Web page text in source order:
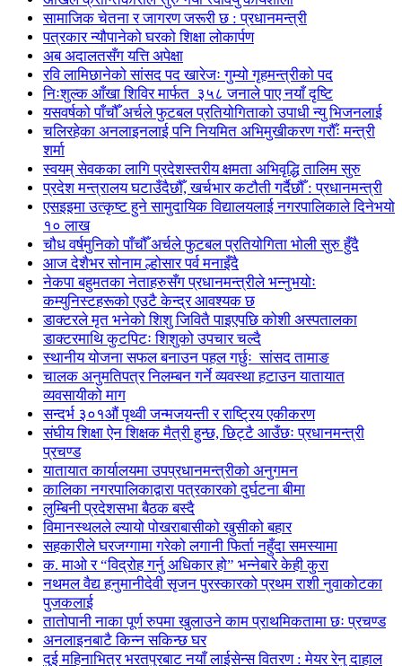
सामाजिक चेतना र जागरण जरूरी छ : प्रधानमन्त्री
पत्रकार न्यौपानेको घरको शिक्षा लोकार्पण
अब अदालतसँग यत्ति अपेक्षा
रवि लामिछानेको सांसद पद खारेजः गुम्यो गृहमन्त्रीको पद
निःशुल्क आँखा शिविर मार्फत ३५८ जनाले पाए नयाँ दृष्टि
यसवर्षको पाँचौँ अर्चले फुटबल प्रतियोगिताको उपाधी न्यु भिजनलाई
चलिरहेका अनलाइनलाई पनि नियमित अभिमुखीकरण गरौँः मन्त्री
शर्मा
स्वयम् सेवकका लागि प्रदेशस्तरीय क्षमता अभिवृद्धि तालिम सुरु
प्रदेश मन्त्रालय घटाउँदैछौँ, खर्चभार कटौती गर्दैछौँ : प्रधानमन्त्री
एसइइमा उत्कृष्ट हुने सामुदायिक विद्यालयलाई नगरपालिकाले दिनेभयो
१० लाख
चौध वर्षमुनिको पाँचौँ अर्चले फुटबल प्रतियोगिता भोली सुरु हुँदै
आज देशैभर सोनाम ल्होसार पर्व मनाइँदै
नेकपा बहुमतका नेताहरुसँग प्रधानमन्त्रीले भन्नुभयोः
कम्युनिस्टहरूको एउटै केन्द्र आवश्यक छ
डाक्टरले मृत भनेको शिशु जिवितै पाइएपछि कोशी अस्पतालका
डाक्टरमाथि कुटपिटः शिशुको उपचार चल्दै
स्थानीय योजना सफल बनाउन पहल गर्छुः सांसद तामाङ
चालक अनुमतिपत्र निलम्बन गर्ने व्यवस्था हटाउन यातायात
व्यवसायीको माग
सन्दर्भ ३०१औं पृथ्वी जन्मजयन्ती र राष्ट्रिय एकीकरण
संघीय शिक्षा ऐन शिक्षक मैत्री हुन्छ, छिट्टै आउँछः प्रधानमन्त्री
प्रचण्ड
यातायात कार्यालयमा उपप्रधानमन्त्रीको अनुगमन
कालिका नगरपालिकाद्वारा पत्रकारको दुर्घटना बीमा
लुम्बिनी प्रदेशसभा बैठक बस्दै
विमानस्थलले ल्यायो पोखराबासीको खुसीको बहार
सहकारीले घरजग्गामा गरेको लगानी फिर्ता नहुँदा समस्यामा
क. माओ र “विद्रोह गर्नु अधिकार हो” भन्नेबारे केही कुरा
नथमल वैद्य हनुमानीदेवी सृजन पुरस्कारको प्रथम राशी नुवाकोटका
पुजकलाई
तातोपानी नाका पूर्ण रुपमा खुलाउने काम प्राथमिकतामा छः प्रचण्ड
अनलाइनबाटै किन्न सकिन्छ घर
दुई महिनाभित्र भरतपुरबाट नयाँ लाईसेन्स वितरण : मेयर रेनु दाहाल